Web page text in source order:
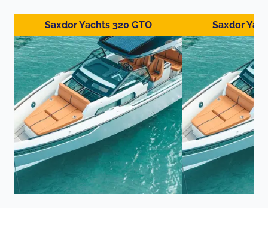
Saxdor Yachts 320 GTO Saxdor